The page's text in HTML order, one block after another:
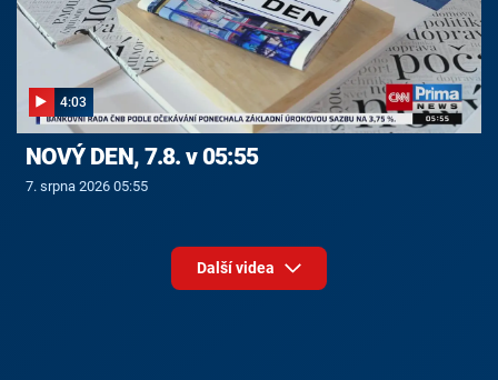
4:03
NOVÝ DEN, 7.8. v 05:55
7. srpna 2026 05:55
Další videa